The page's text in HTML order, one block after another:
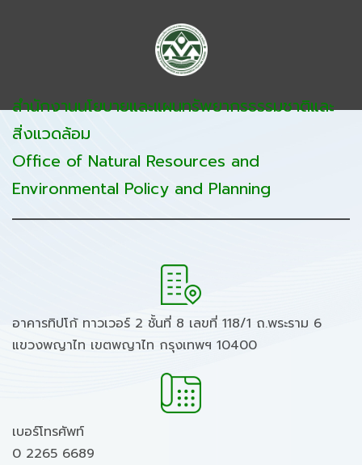
สำนักงานนโยบายและแผนทรัพยากรธรรมชาติและ
สิ่งแวดล้อม
Office of Natural Resources and
Environmental Policy and Planning
อาคารทิปโก้ ทาวเวอร์ 2 ชั้นที่ 8 เลขที่ 118/1 ถ.พระราม 6
แขวงพญาไท เขตพญาไท กรุงเทพฯ 10400
เบอร์โทรศัพท์
0 2265 6689